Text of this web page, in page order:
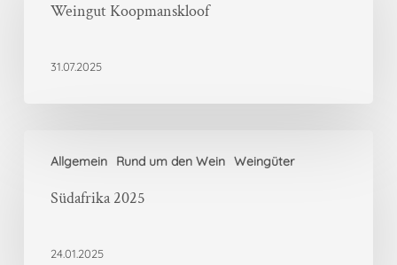
Weingut Koopmanskloof
31.07.2025
Allgemein Rund um den Wein Weingüter
2025
Südafrika 2025
24.01.2025